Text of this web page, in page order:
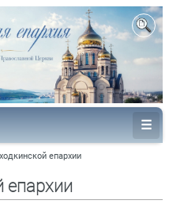
епархии
епархии